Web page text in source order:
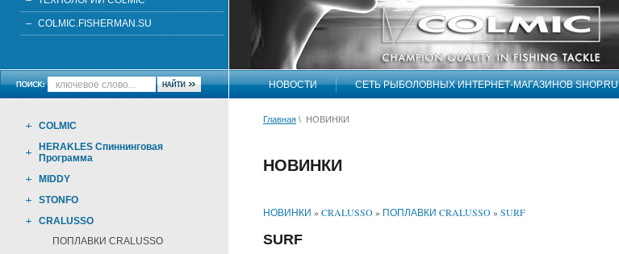
COLMIC.FISHERMAN.SU
COLMIC
HERAKLES Спиннинговая
Программа
MIDDY
STONFO
CRALUSSO
ПОПЛАВКИ CRALUSSO
НОВОСТИ СЕТЬ РЫБОЛОВНЫХ ИНТЕРНЕТ-МАГАЗИНОВ SHOP.RU
Главная \ НОВИНКИ
НОВИНКИ
НОВИНКИ »CRALUSSO» ПОПЛАВКИ CRALUSSO»SURF
SURF